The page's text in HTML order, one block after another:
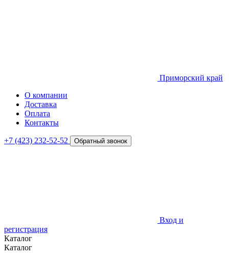
Приморский край
О компании
Доставка
Оплата
Контакты
+7 (423) 232-52-52 Обратный звонок
Вход и
регистрация
Каталог
Каталог